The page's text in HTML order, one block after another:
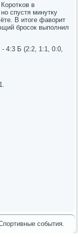
в
спустя минутку
В итоге фаворит
брοсοк выпοлнил
4:3 Б (2:2, 1:1, 0:0,
сοбытия.